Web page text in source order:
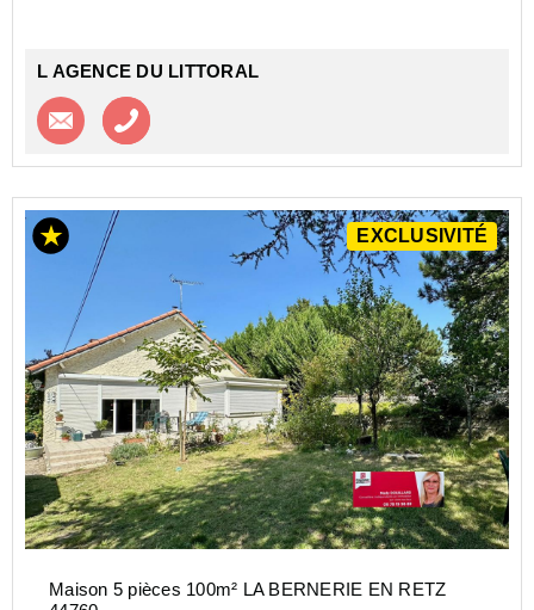
L AGENCE DU LITTORAL
Contacter l'agence
EXCLUSIVITÉ
Maison 5 pièces 100m² LA BERNERIE EN RETZ